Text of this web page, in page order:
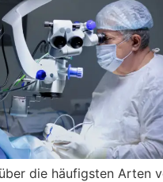
die häufigsten Arten